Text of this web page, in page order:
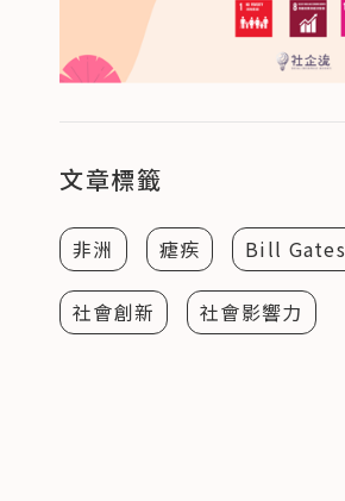
文章標籤
非洲 瘧疾 Bill Gates
社會創新 社會影響力